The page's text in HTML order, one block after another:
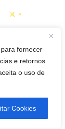
fornecer
e retornos
o uso de
Cookies